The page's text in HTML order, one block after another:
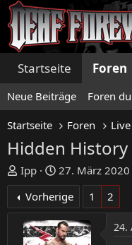
Startseite Foren
Neue Beiträge Foren
Startseite Foren Live
Hidden History
E
r
t
e
Ipp
E
r
s
t
e
27. März 2020
Vorherige
1 2
24.